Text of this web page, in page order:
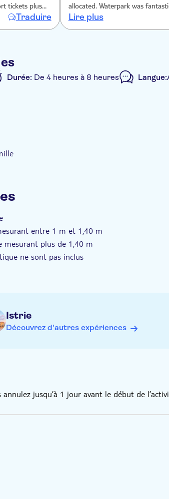
tickets plus
at a park
:(
Traduire
allocated. Waterpark was
Lire plus
Durée: De 4 heures à 8 heures Langue:
entre 1 m et 1,40 m
mesurant plus de 1,40 m
ne sont pas inclus
en fauteuil roulant
pourboires
Istrie
Découvrez d'autres expériences
jusqu’à 1 jour avant le début de